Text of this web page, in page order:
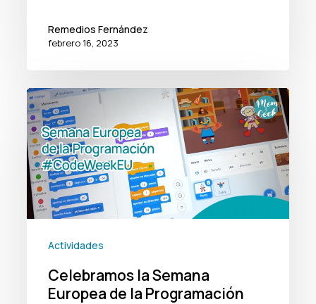
Remedios Fernández
febrero 16, 2023
Celebramos
la
Semana
Europea
de
la
Actividades
Celebramos la Semana
Europea de la Programación